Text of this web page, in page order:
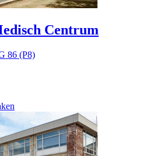
Centrum
86 (P8)